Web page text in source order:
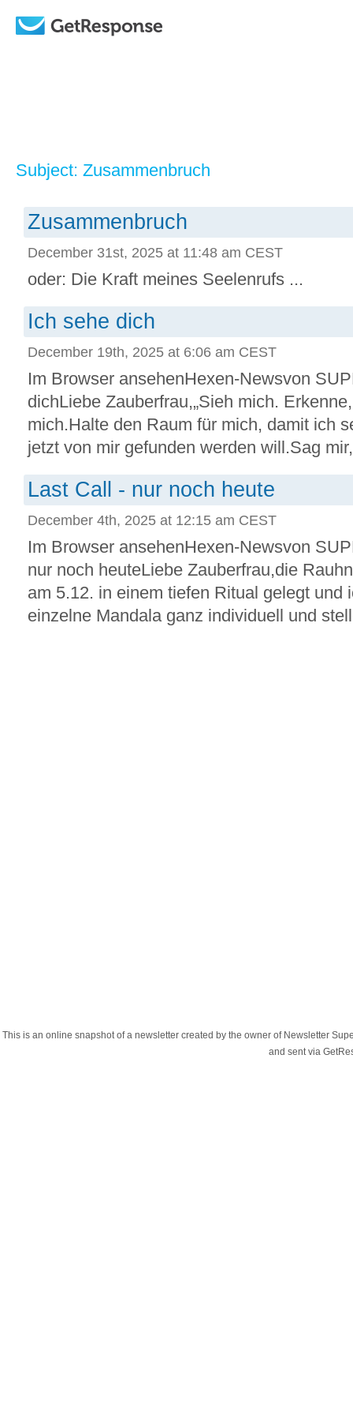
Subject: Zusammenbruch
Zusammenbruch
December 31st, 2025 at 11:48 am CEST
oder: Die Kraft meines Seelenrufs ...
Ich sehe dich
December 19th, 2025 at 6:06 am CEST
Im Browser ansehenHexen-Newsvon
dichLiebe Zauberfrau,„Sieh mich.
mich.Halte den Raum für mich, damit ich
jetzt von mir gefunden werden will.Sag
Last Call - nur noch heute
December 4th, 2025 at 12:15 am CEST
Im Browser ansehenHexen-Newsvon
nur noch heuteLiebe Zauberfrau,die
am 5.12. in einem tiefen Ritual gelegt und
einzelne Mandala ganz individuell und
This is an online snapshot of a newsletter created by the owner of Newsletter
and sent via